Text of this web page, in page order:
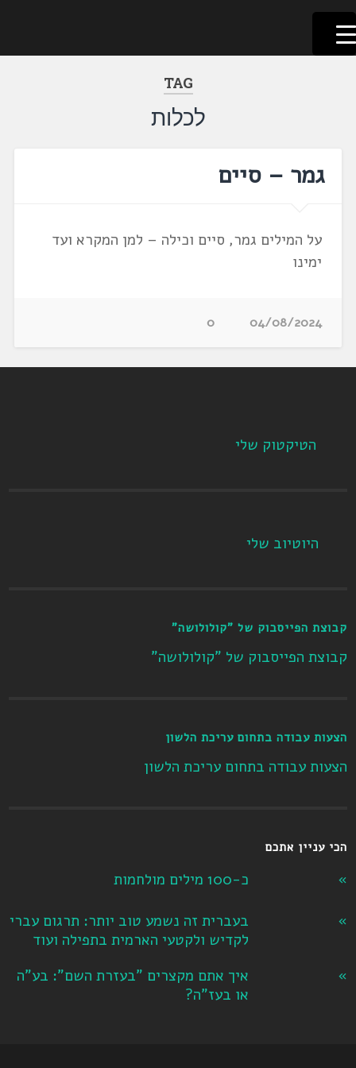
דלג
לתוכן
לשוניאדה
עברית. לשון. שפה
TAG
לכלות
גמר – סיים
על המילים גמר, סיים וכילה – למן המקרא ועד
ימינו
04/08/2024
0
הטיקטוק שלי
היוטיוב שלי
קבוצת הפייסבוק של "קולולושה"
קבוצת הפייסבוק של "קולולושה"
הצעות עבודה בתחום עריכת הלשון
הצעות עבודה בתחום עריכת הלשון
הכי עניין אתכם
כ-100 מילים מולחמות
בעברית זה נשמע טוב יותר: תרגום עברי
לקדיש ולקטעי הארמית בתפילה ועוד
איך אתם מקצרים "בעזרת השם": בע"ה
או בעז"ה?